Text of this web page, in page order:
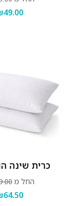
כרית שינה
החל מ